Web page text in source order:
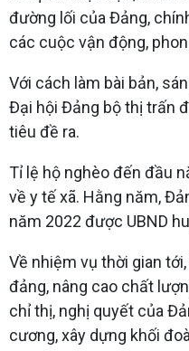
đường lối của Đảng,
các cuộc vận động,
Với cách làm bài bản,
Đại hội Đảng bộ thị trấn
tiêu đề ra.
Tỉ lệ hộ nghèo đến đầu
về y tế xã. Hằng năm,
năm 2022 được UBND
Về nhiệm vụ thời gian
đảng, nâng cao chất
chỉ thị, nghị quyết của
cương, xây dựng khối